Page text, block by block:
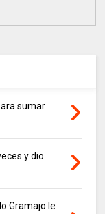
sumar
y dio
Gramajo le